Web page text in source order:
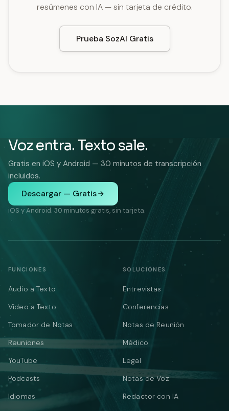
resúmenes con IA — sin tarjeta de crédito.
Prueba SozAI Gratis
Voz entra. Texto sale.
Gratis en iOS y Android — 30 minutos de transcripción
incluidos.
Descargar — Gratis
iOS y Android. 30 minutos gratis, sin tarjeta.
FUNCIONES
Audio a Texto
Video a Texto
Tomador de Notas
Reuniones
YouTube
Podcasts
Idiomas
SOLUCIONES
Entrevistas
Conferencias
Notas de Reunión
Médico
Legal
Notas de Voz
Redactor con IA